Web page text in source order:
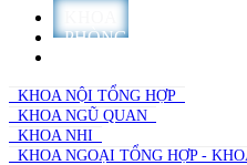
PHÒNG
KHOA NỘI TỔNG HỢP
KHOA NGŨ QUAN
KHOA NHI
KHOA NGOẠI TỔNG HỢP -